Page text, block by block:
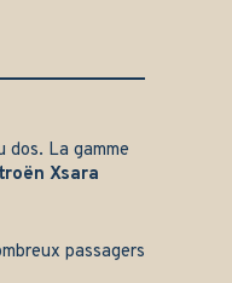
dos. La gamme
Xsara
passagers